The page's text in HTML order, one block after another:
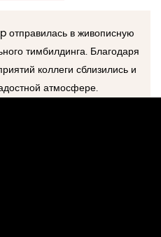
в живописную
тимбилдинга. Благодаря
коллеги сблизились и
атмосфере.